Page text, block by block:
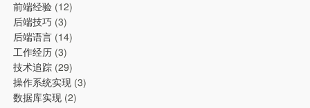
前端经验 (12)
后端技巧 (3)
后端语言 (14)
工作经历 (3)
技术追踪 (29)
操作系统实现 (3)
数据库实现 (2)